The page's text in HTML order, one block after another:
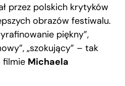
przez polskich krytyków
obrazów festiwalu.
piękny”,
„szokujący” – tak
filmie Michaela